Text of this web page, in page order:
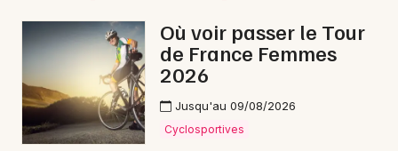
Où voir passer le Tour
de France Femmes
2026
Jusqu'au 09/08/2026
Cyclosportives